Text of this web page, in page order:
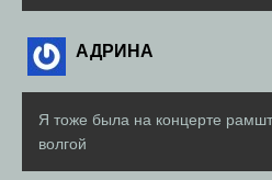
АДРИНА
Я тоже была на концерте
волгой